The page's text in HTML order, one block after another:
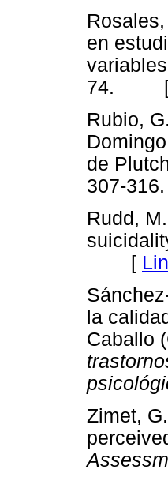
en
74.
Rubio,
de
307-
Rudd,
[
la
Caballo
Zimet,